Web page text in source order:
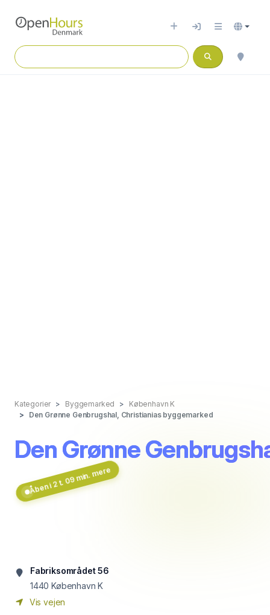
Kategorier Byggemarked
København K
Den Grønne Genbrugshal, Christianias byggemarked
Den Grønne
Åben i 2 t. 09 min. mere
Fabriksområdet 56
1440 København K
Vis vejen